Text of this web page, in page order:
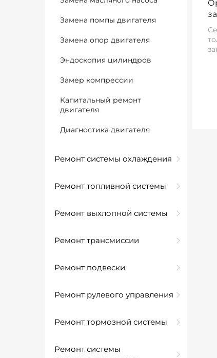
Замена помпы двигателя
Замена опор двигателя
Эндоскопия цилиндров
Замер компрессии
Капитальный ремонт
двигателя
Диагностика двигателя
Ремонт системы охлаждения
Ремонт топливной системы
Ремонт выхлопной системы
Ремонт трансмиссии
Ремонт подвески
Ремонт рулевого управления
Ремонт тормозной системы
Ремонт системы